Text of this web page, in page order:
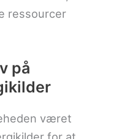
ressourcer
på
været